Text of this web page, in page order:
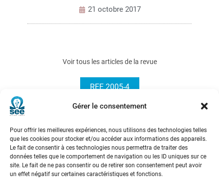
Gérer le consentement
Pour offrir les meilleures expériences, nous utilisons des technologies telles
que les cookies pour stocker et/ou accéder aux informations des appareils.
Le fait de consentir à ces technologies nous permettra de traiter des
données telles que le comportement de navigation ou les ID uniques sur ce
site. Le fait de ne pas consentir ou de retirer son consentement peut avoir
un effet négatif sur certaines caractéristiques et fonctions.
21 octobre 2017
Voir tous les articles de la revue
REE 2005-4
Société de l’Electricité, de l’Electronique et des Technologies